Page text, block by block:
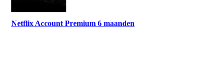
Netflix Account Premium 6 maanden